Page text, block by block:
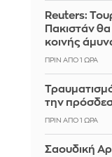
Reuters:
Πακιστάν
κοινής
ΠΡΙΝ ΑΠΌ 1 ΏΡΑ
την
ΠΡΙΝ ΑΠΌ 1 ΏΡΑ
Σαουδική